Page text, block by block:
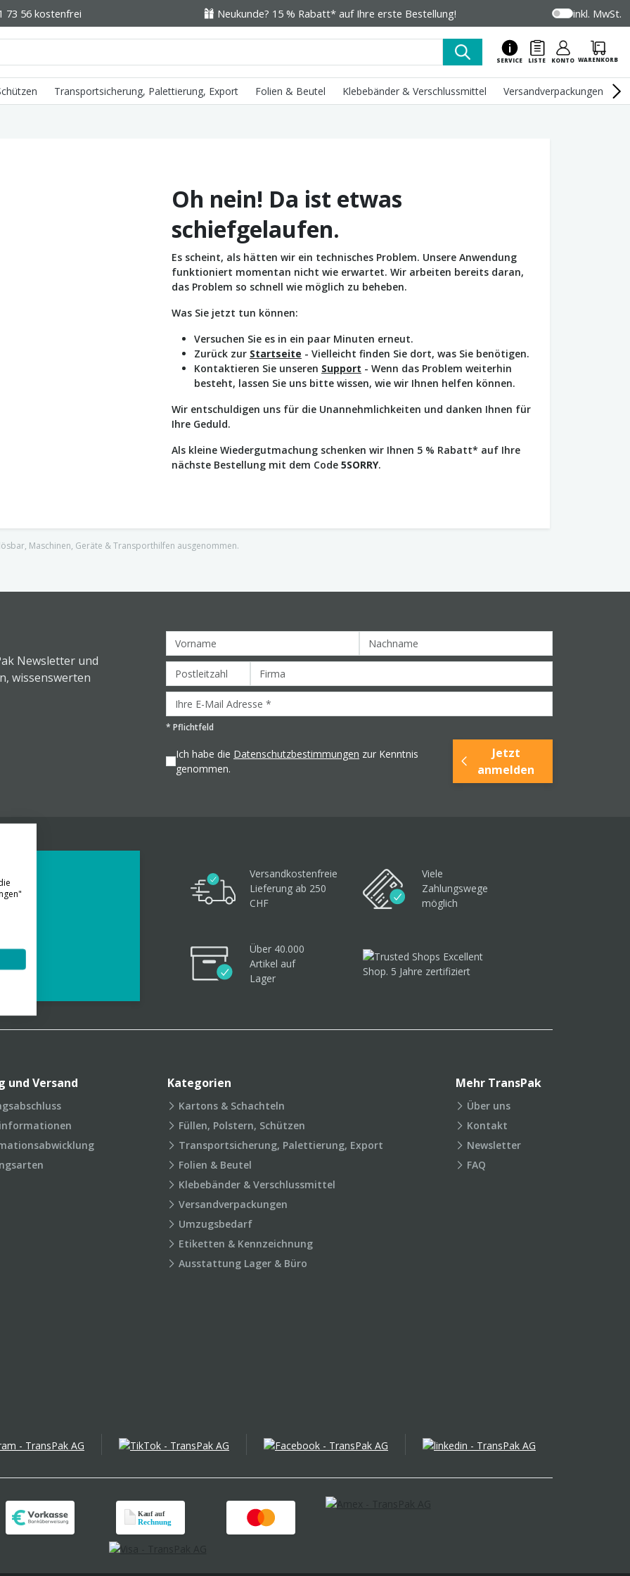
73 56 kostenfrei Neukunde? 15 % Rabatt* auf Ihre erste Bestellung! inkl. MwSt.
SERVICE LISTE KONTO WARENKORB
Transportsicherung, Palettierung, Export Folien & Beutel Klebebänder & Verschlussmittel Versandverpackungen
Oh nein! Da ist etwas
schiefgelaufen.
Es scheint, als hätten wir ein technisches Problem. Unsere Anwendung
funktioniert momentan nicht wie erwartet. Wir arbeiten bereits daran,
das Problem so schnell wie möglich zu beheben.
Was Sie jetzt tun können:
Versuchen Sie es in ein paar Minuten erneut.
Zurück zur Startseite - Vielleicht finden Sie dort, was Sie benötigen.
Kontaktieren Sie unseren Support - Wenn das Problem weiterhin
besteht, lassen Sie uns bitte wissen, wie wir Ihnen helfen können.
Wir entschuldigen uns für die Unannehmlichkeiten und danken Ihnen für
Ihre Geduld.
Als kleine Wiedergutmachung schenken wir Ihnen 5 % Rabatt* auf Ihre
nächste Bestellung mit dem Code 5SORRY.
Maschinen, Geräte & Transporthilfen ausgenommen.
Newsletter und
wissenswerten
* Pflichtfeld
Ich habe die Datenschutzbestimmungen zur Kenntnis
genommen.
Jetzt
anmelden
Versandkostenfreie
Lieferung ab 250
CHF
Viele
Zahlungswege
möglich
Über 40.000
Artikel auf
Lager
und Versand Kategorien
Kartons & Schachteln
Füllen, Polstern, Schützen
Transportsicherung, Palettierung, Export
Folien & Beutel
Klebebänder & Verschlussmittel
Versandverpackungen
Umzugsbedarf
Etiketten & Kennzeichnung
Ausstattung Lager & Büro
Mehr TransPak
Über uns
Kontakt
Newsletter
FAQ